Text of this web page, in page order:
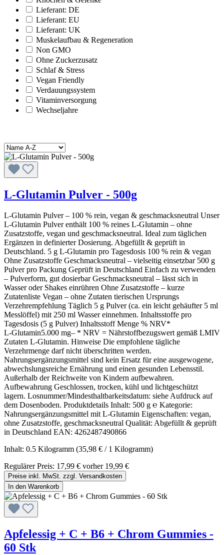
Lieferant: DE
Lieferant: EU
Lieferant: UK
Muskelaufbau & Regeneration
Non GMO
Ohne Zuckerzusatz
Schlaf & Stress
Vegan Friendly
Verdauungssystem
Vitaminversorgung
Wechseljahre
L-Glutamin Pulver - 500g
L‑Glutamin Pulver – 100 % rein, vegan & geschmacksneutral Unser
L‑Glutamin Pulver enthält 100 % reines L‑Glutamin – ohne
Zusatzstoffe, vegan und geschmacksneutral. Ideal zum täglichen
Ergänzen in definierter Dosierung. Abgefüllt & geprüft in
Deutschland. 5 g L‑Glutamin pro Tagesdosis 100 % rein & vegan
Ohne Zusatzstoffe Geschmacksneutral – vielseitig einsetzbar 500 g
Pulver pro Packung Geprüft in Deutschland Einfach zu verwenden
– Pulverform, gut dosierbar Geschmacksneutral – lässt sich in
Wasser oder Shakes einrühren Ohne Zusatzstoffe – kurze
Zutatenliste Vegan – ohne Zutaten tierischen Ursprungs
Verzehrempfehlung Täglich 5 g Pulver (ca. ein leicht gehäufter 5 ml
Messlöffel) mit 250 ml Wasser einnehmen. Inhaltsstoffe pro
Tagesdosis (5 g Pulver) Inhaltsstoff Menge % NRV*
L‑Glutamin5.000 mg– * NRV = Nährstoffbezugswert gemäß LMIV
Zutaten L‑Glutamin. Hinweise Die empfohlene tägliche
Verzehrmenge darf nicht überschritten werden.
Nahrungsergänzungsmittel sind kein Ersatz für eine ausgewogene,
abwechslungsreiche Ernährung und einen gesunden Lebensstil.
Außerhalb der Reichweite von Kindern aufbewahren.
Aufbewahrung Geschlossen, trocken, kühl und lichtgeschützt
lagern. Losnummer/Mindesthaltbarkeitsdatum: siehe Aufdruck auf
dem Dosenboden. Produktdetails Inhalt: 500 g ℮ Kategorie:
Nahrungsergänzungsmittel mit L‑Glutamin Eigenschaften: vegan,
ohne Zusatzstoffe, geschmacksneutral Qualität: Abgefüllt & geprüft
in Deutschland EAN: 4262487490866
Inhalt: 0.5 Kilogramm (35,98 € / 1 Kilogramm)
Regulärer Preis: 17,99 € vorher 19,99 €
Preise inkl. MwSt. zzgl. Versandkosten
In den Warenkorb
Apfelessig + C + B6 + Chrom Gummies -
60 Stk